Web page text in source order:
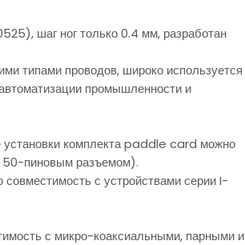
шаг ног только 0.4 мм, разработан
типами проводов, широко используется
промышленности и
установки комплекта paddle card можно
50-пиновым разъемом).
с устройствами серии I-
с микро-коаксиальными, парными и